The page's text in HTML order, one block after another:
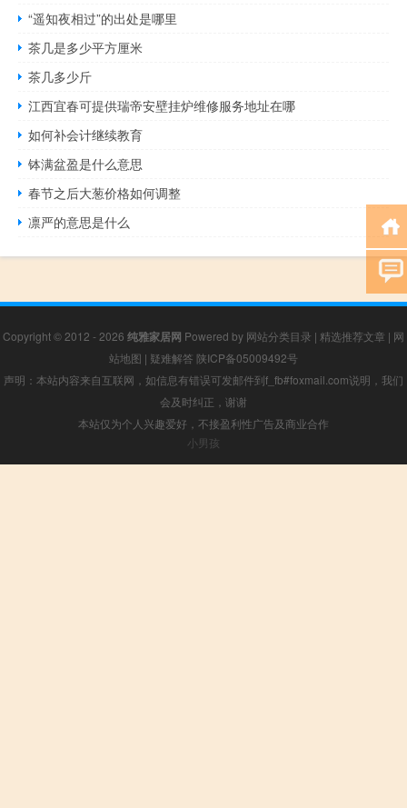
“遥知夜相过”的出处是哪里
茶几是多少平方厘米
茶几多少斤
江西宜春可提供瑞帝安壁挂炉维修服务地址在哪
如何补会计继续教育
钵满盆盈是什么意思
春节之后大葱价格如何调整
凛严的意思是什么
Copyright © 2012 - 2026 纯雅家居网 Powered by 网站分类目录 | 精选推荐文章 | 网
站地图 | 疑难解答 陕ICP备05009492号
声明：本站内容来自互联网，如信息有错误可发邮件到f_fb#foxmail.com说明，我们
会及时纠正，谢谢
本站仅为个人兴趣爱好，不接盈利性广告及商业合作
小男孩